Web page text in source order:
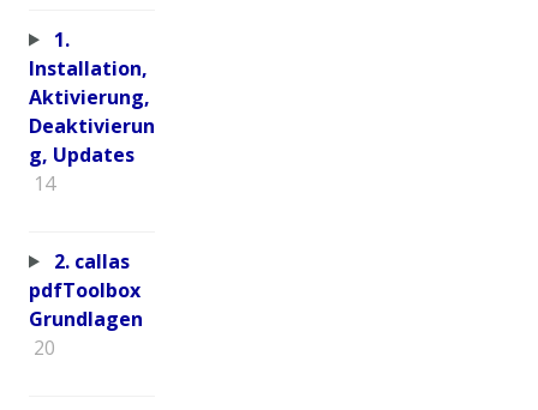
1.
Installation,
Aktivierung,
Deaktivierun
g, Updates
14
2. callas
pdfToolbox
Grundlagen
20